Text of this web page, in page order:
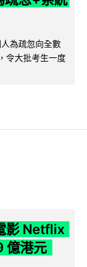
為疏忽向全數
令大批考生一度
影 Netflix
億港元